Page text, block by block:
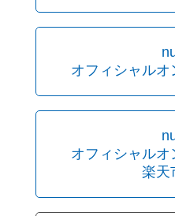
オフィシャル
オフィシャル
楽天